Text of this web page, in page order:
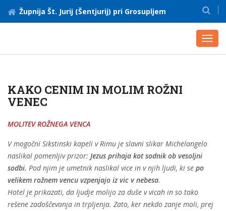
Župnija Št. Jurij (Šentjurij) pri Grosupljem
KAKO CENIM IN MOLIM ROŽNI
VENEC
MOLITEV ROŽNEGA VENCA
V mogočni Sikstinski kapeli v Rimu je slavni slikar Michelangelo
naslikal pomenljiv prizor: Jezus prihaja kot sodnik ob vesoljni
sodbi. Pod njim je umetnik naslikal vice in v njih ljudi, ki se po
velikem rožnem vencu vzpenjajo iz vic v nebesa.
Hotel je prikazati, da ljudje molijo za duše v vicah in so tako
rešene zadoščevanja in trpljenja. Zato, ker nekdo zanje moli, prej